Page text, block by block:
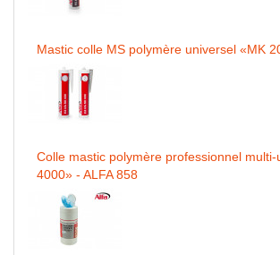
Mastic colle MS polymère universel «MK
Colle mastic polymère professionnel multi-
4000» - ALFA 858